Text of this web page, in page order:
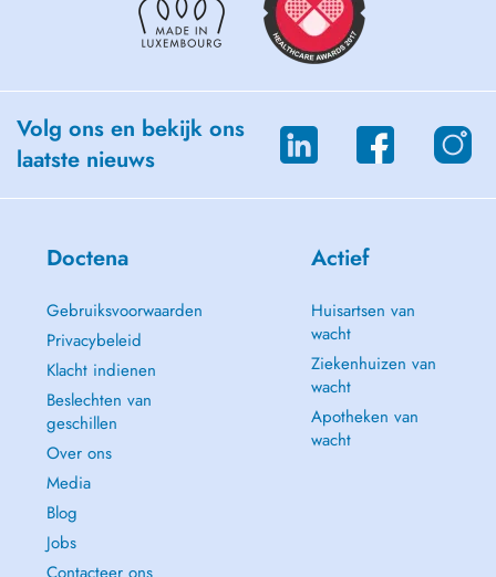
Volg ons en bekijk ons
laatste nieuws
Doctena
Gebruiksvoorwaarden
Privacybeleid
Klacht indienen
Beslechten van
geschillen
Over ons
Media
Blog
Jobs
Actief
Huisartsen van
wacht
Ziekenhuizen van
wacht
Apotheken van
wacht